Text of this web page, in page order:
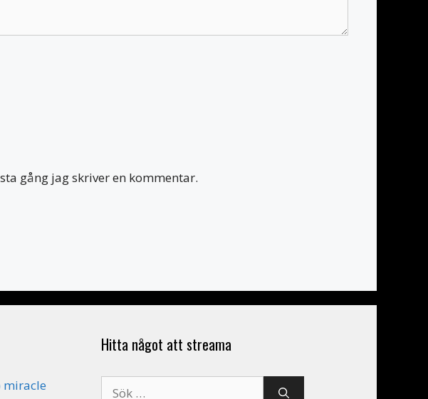
gång jag skriver en kommentar.
miracle
Hitta något att streama